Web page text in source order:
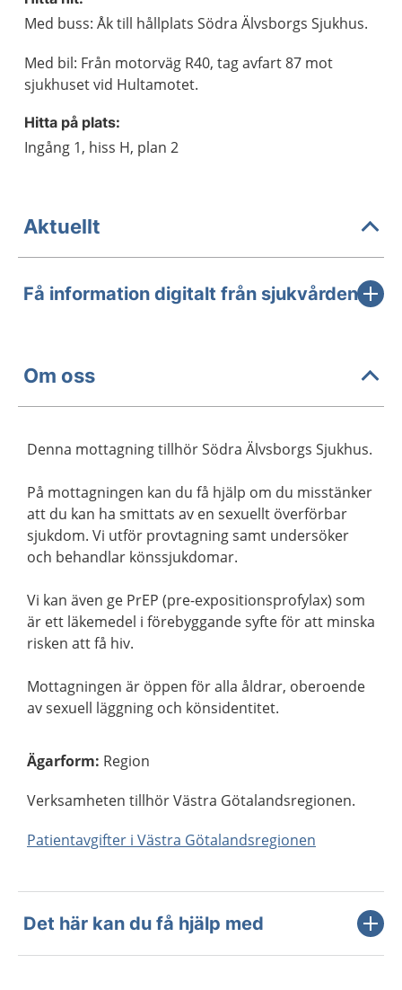
Med buss: Åk till hållplats Södra Älvsborgs Sjukhus.
Med bil: Från motorväg R40, tag avfart 87 mot
sjukhuset vid Hultamotet.
Hitta på plats:
Ingång 1, hiss H, plan 2
Aktuellt
Få information digitalt från sjukvården
Om oss
Denna mottagning tillhör Södra Älvsborgs Sjukhus.
På mottagningen kan du få hjälp om du misstänker
att du kan ha smittats av en sexuellt överförbar
sjukdom. Vi utför provtagning samt undersöker
och behandlar könssjukdomar.
Vi kan även ge PrEP (pre-expositionsprofylax) som
är ett läkemedel i förebyggande syfte för att minska
risken att få hiv.
Mottagningen är öppen för alla åldrar, oberoende
av sexuell läggning och könsidentitet.
Ägarform: Region
Verksamheten tillhör Västra Götalandsregionen.
Patientavgifter i Västra Götalandsregionen
Det här kan du få hjälp med